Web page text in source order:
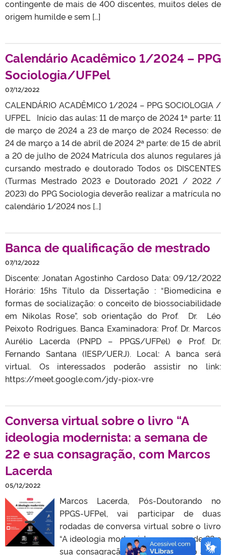
contingente de mais de 400 discentes, muitos deles de
origem humilde e sem […]
Calendário Acadêmico 1/2024 – PPG
Sociologia/UFPel
07/12/2022
CALENDÁRIO ACADÊMICO 1/2024 – PPG SOCIOLOGIA /
UFPEL Início das aulas: 11 de março de 2024 1ª parte: 11
de março de 2024 a 23 de março de 2024 Recesso: de
24 de março a 14 de abril de 2024 2ª parte: de 15 de abril
a 20 de julho de 2024 Matrícula dos alunos regulares já
cursando mestrado e doutorado Todos os DISCENTES
(Turmas Mestrado 2023 e Doutorado 2021 / 2022 /
2023) do PPG Sociologia deverão realizar a matrícula no
calendário 1/2024 nos […]
Banca de qualificação de mestrado
07/12/2022
Discente: Jonatan Agostinho Cardoso Data: 09/12/2022
Horário: 15hs Título da Dissertação : “Biomedicina e
formas de socialização: o conceito de biossociabilidade
em Nikolas Rose”, sob orientação do Prof. Dr. Léo
Peixoto Rodrigues. Banca Examinadora: Prof. Dr. Marcos
Aurélio Lacerda (PNPD – PPGS/UFPel) e Prof. Dr.
Fernando Santana (IESP/UERJ). Local: A banca será
virtual. Os interessados poderão assistir no link:
https://meet.google.com/jdy-piox-vre
Conversa virtual sobre o livro “A
ideologia modernista: a semana de
22 e sua consagração, com Marcos
Lacerda
05/12/2022
Marcos Lacerda, Pós-Doutorando no
PPGS-UFPel, vai participar de duas
rodadas de conversa virtual sobre o livro
“A ideologia modernista: a semana de 22 e
sua consagração”, contando com o autor